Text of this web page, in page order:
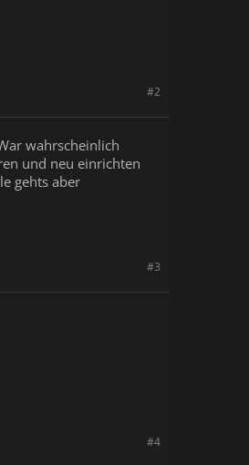
#2
wahrscheinlich
und neu einrichten
gehts aber
#3
#4